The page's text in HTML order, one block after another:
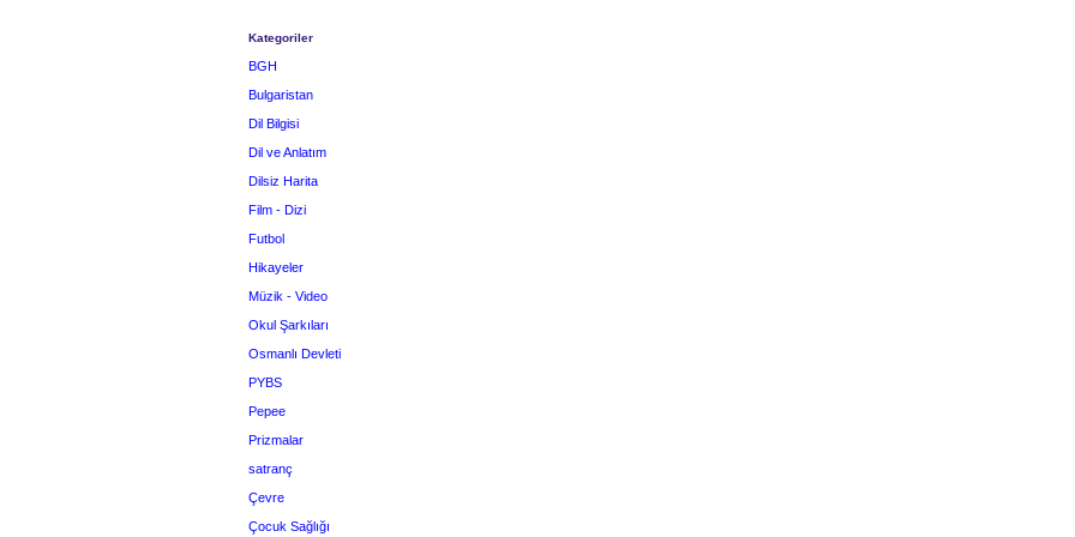
Kategoriler
BGH
Bulgaristan
Dil Bilgisi
Dil ve Anlatım
Dilsiz Harita
Film - Dizi
Futbol
Hikayeler
Müzik - Video
Okul Şarkıları
Osmanlı Devleti
PYBS
Pepee
Prizmalar
satranç
Çevre
Çocuk Sağlığı